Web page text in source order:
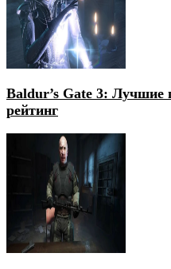
Baldur’s Gate 3:
рейтинг